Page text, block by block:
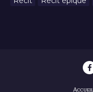
Accueil